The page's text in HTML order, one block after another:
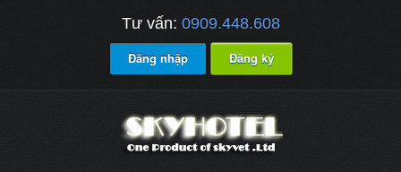
Tư vấn: 0909.448.608
Đăng nhập Đăng ký